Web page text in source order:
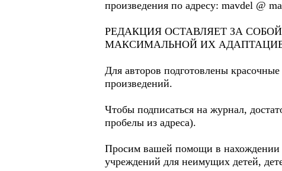
произведения по адресу: mavdel @
РЕДАКЦИЯ ОСТАВЛЯЕТ ЗА
МАКСИМАЛЬНОЙ ИХ
Для авторов подготовлены
произведений.
Чтобы подписаться на журнал,
пробелы из адреса).
Просим вашей помощи в нахождении
учреждений для неимущих детей,